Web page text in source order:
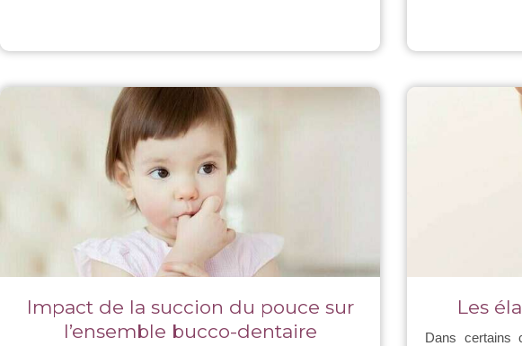
Impact de la succion du pouce sur
l’ensemble bucco-dentaire
Les
Dans certains